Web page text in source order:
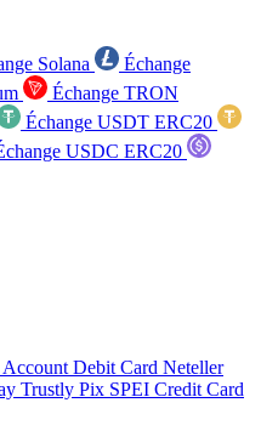
Solana
Échange
Échange TRON
Échange USDT ERC20
USDC ERC20
Debit Card Neteller
Trustly Pix SPEI Credit Card